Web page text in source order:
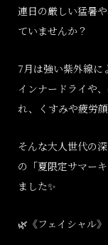
連日の厳しい猛暑
ていませんか？
7月は強い紫外線に
インナードライや
れ、くすみや疲労
そんな大人世代の
の「夏限定サマー
ました✨
🌿 《フェイシャル》